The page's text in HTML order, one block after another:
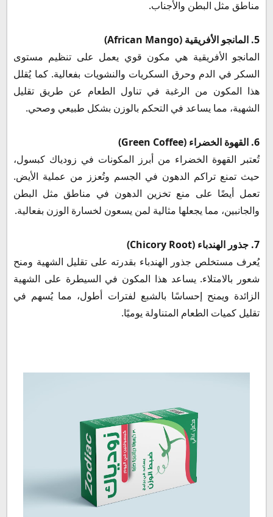
مناطق مثل البطن والأجناب.
5. المانجو الأفريقية (African Mango)
المانجو الأفريقية هي مكون قوي يعمل على تنظيم مستوى
السكر في الدم وحرق السكريات والنشويات بفعالية. كما يُقلل
هذا المكون من الرغبة في تناول الطعام عن طريق تقليل
الشهية، مما يساعد في التحكم بالوزن بشكل طبيعي وصحي.
6. القهوة الخضراء (Green Coffee)
تُعتبر القهوة الخضراء من أبرز المكونات في زودياك كبسول،
حيث تمنع تراكم الدهون في الجسم وتُعزز من عملية الأيض.
تعمل أيضًا على منع تخزين الدهون في مناطق مثل البطن
والجانبين، مما يجعلها مثالية لمن يسعون لخسارة الوزن بفعالية.
7. جذور الهندباء (Chicory Root)
يُعرف مستخلص جذور الهندباء بقدرته على تقليل الشهية ومنح
شعور بالامتلاء. يساعد هذا المكون في السيطرة على الشهية
الزائدة ويمنح إحساسًا بالشبع لفترات أطول، مما يُسهم في
تقليل كميات الطعام المتناولة يوميًا.